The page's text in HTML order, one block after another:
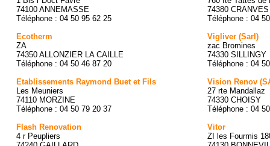
74100 ANNEMASSE
Téléphone : 04 50 95 62 25
Ecotherm
ZA
74350 ALLONZIER LA CAILLE
Téléphone : 04 50 46 87 20
Etablissements Raymond Buet et Fils
Les Meuniers
74110 MORZINE
Téléphone : 04 50 79 20 37
Flash Renovation
4 r Peupliers
74380
Téléphone : 04
Vigliver (Sarl)
zac Bromines
74330 SILLINGY
Téléphone : 04
Vision Renov
27 rte Mandallaz
74330 CHOISY
Téléphone : 04
Vitor
ZI les Fourmis